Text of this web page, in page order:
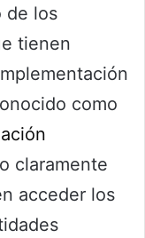
de los
tienen
como
claramente
acceder los